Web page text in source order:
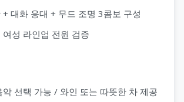
+ 대화 응대 + 무드 조명 3콤보 구성
여성 라인업 전원 검증
악 선택 가능 / 와인 또는 따뜻한 차 제공